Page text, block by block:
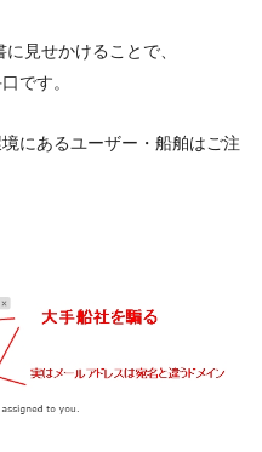
に見せかけることで、
です。
にあるユーザー・船舶はご注